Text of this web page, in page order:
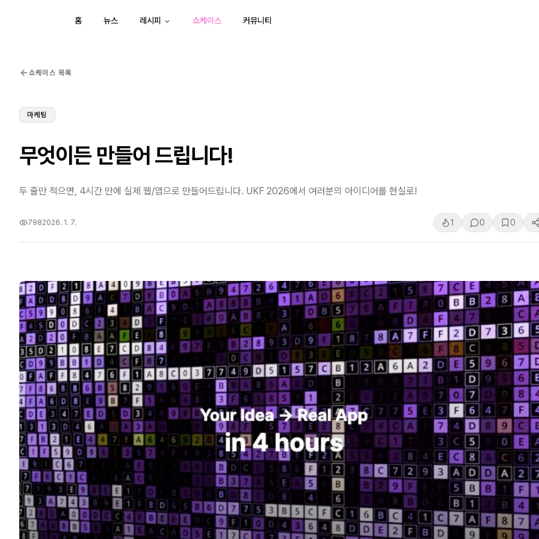
홈 뉴스 레시피 쇼케이스 커뮤니티
쇼케이스 목록
마케팅
무엇이든 만들어 드립니다!
두 줄만 적으면, 4시간 만에 실제 웹/앱으로 만들어드립니다. UKF 2026에서 여러분의 아이디어를 현실로!
7982026. 1. 7. 1 0 0